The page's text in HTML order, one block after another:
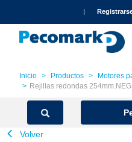
|
Inicio Productos Motores
Rejillas redondas
Volver